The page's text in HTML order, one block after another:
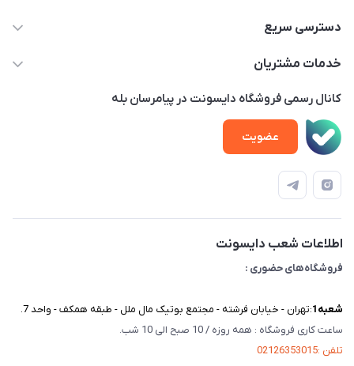
02122913970 داخلی 219
پلاک 23 – طبقه 3
دسترسی سریع
خانه
ویدئو‌های آموزشی
دفترچه راهنمای محصولات
درباره ما
تماس با ما
خدمات مشتریان
امور مشتریان
حساب کاربری
قوانین و مقررات
کانال رسمی فروشگاه دایسونت در پیامرسان بله
عضویت
اطلاعات شعب دایسونت
فروشگاه‌های حضوری :
شعبه‌1 :تهران - خیابان فرشته - مجتمع بوتیک مال ملل - طبقه همکف - واحد 7.
ساعت کاری فروشگاه : همه روزه / 10 صبح الی 10 شب.
تلفن :02126353015